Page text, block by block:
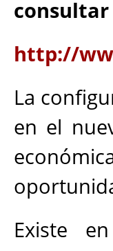
consultar
http://
La
en el
Existe